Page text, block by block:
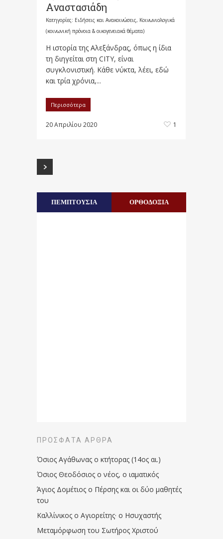
Αναστασιάδη
Κατηγορίες: Ειδήσεις και Ανακοινώσεις, Κοινωνιολογικά
(κοινωνική πρόνοια & οικογενειακά θέματα)
Η ιστορία της Αλεξάνδρας, όπως η ίδια
τη διηγείται στη CITY, είναι
συγκλονιστική. Κάθε νύκτα, λέει, εδώ
και τρία χρόνια,...
Περισσότερα
20 Απριλίου 2020 1
ΠΕΜΠΤΟΥΣΙΑ ΟΡΘΟΔΟΞΙΑ
ΠΡΌΣΦΑΤΑ ΆΡΘΡΑ
Όσιος Αγάθωνας ο κτήτορας (14ος αι.)
Όσιος Θεοδόσιος ο νέος, ο ιαματικός
Άγιος Δομέτιος ο Πέρσης και οι δύο μαθητές
του
Καλλίνικος ο Αγιορείτης · ο Ησυχαστής
Μεταμόρφωση του Σωτήρος Χριστού